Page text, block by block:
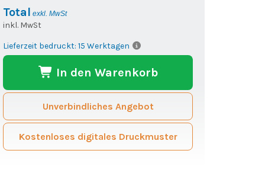
Total exkl. MwSt
inkl. MwSt
Lieferzeit bedruckt: 15 Werktagen
In den Warenkorb
Unverbindliches Angebot
Kostenloses digitales Druckmuster